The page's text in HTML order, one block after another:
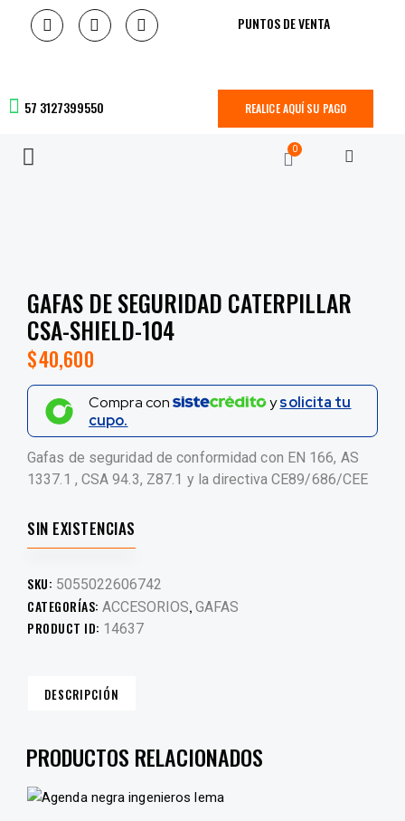
PUNTOS DE VENTA
57 3127399550 REALICE AQUÍ SU PAGO
0
GAFAS DE SEGURIDAD CATERPILLAR
CSA-SHIELD-104
$40,600
Compra con ysolicita tu
cupo.
Gafas de seguridad de conformidad con EN 166, AS
1337.1 , CSA 94.3, Z87.1 y la directiva CE89/686/CEE
SIN EXISTENCIAS
SKU: 5055022606742
CATEGORÍAS: ACCESORIOS, GAFAS
PRODUCT ID: 14637
DESCRIPCIÓN
PRODUCTOS RELACIONADOS